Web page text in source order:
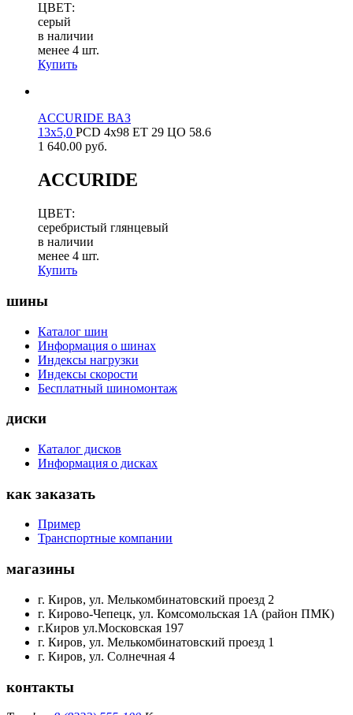
ЦВЕТ:
серый
в наличии
менее 4 шт.
Купить
ACCURIDE ВАЗ
13х5,0 PCD 4x98 ET 29 ЦО 58.6
1 640.00 руб.
ACCURIDE
ЦВЕТ:
серебристый глянцевый
в наличии
менее 4 шт.
Купить
шины
Каталог шин
Информация о шинах
Индексы нагрузки
Индексы скорости
Бесплатный шиномонтаж
диски
Каталог дисков
Информация о дисках
как заказать
Пример
Транспортные компании
магазины
г. Киров, ул. Мелькомбинатовский проезд 2
г. Кирово-Чепецк, ул. Комсомольская 1А (район ПМК)
г.Киров ул.Московская 197
г. Киров, ул. Мелькомбинатовский проезд 1
г. Киров, ул. Солнечная 4
контакты